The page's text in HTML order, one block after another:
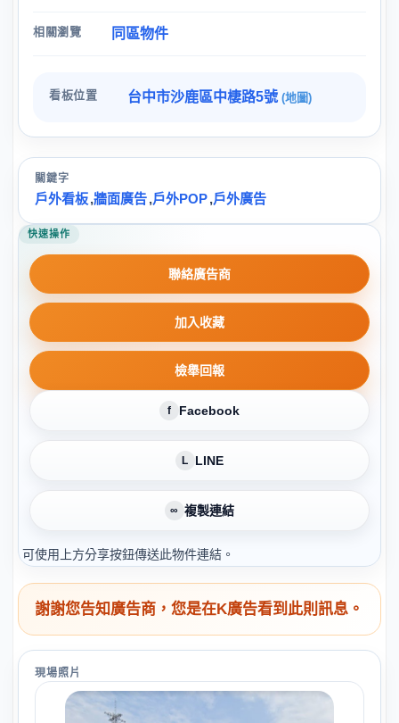
相關瀏覽 同區物件
看板位置 台中市沙鹿區中棲路5號 (地圖)
關鍵字
戶外看板,牆面廣告,戶外POP,戶外廣告
快速操作
聯絡廣告商
加入收藏
檢舉回報
f Facebook
L LINE
∞ 複製連結
可使用上方分享按鈕傳送此物件連結。
謝謝您告知廣告商，您是在K廣告看到此則訊息。
現場照片